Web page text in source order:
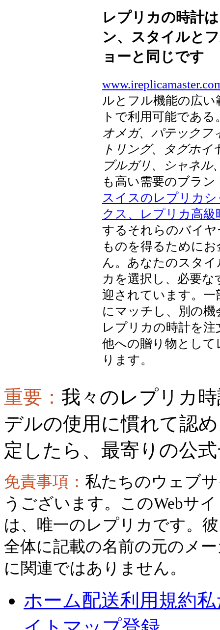
レプリカの時計
ン、スタイルと
ョーと同じです
ルとフル機能の広
トで利用可能であ
オメガ、パテックフ
トリング、タグホ
ブルガリ、シャネル
も高い需要のブラ
スイスのレプリカ
クス、レプリカ高級
するそれらのバイ
ものを得るために
ん。あなたのスタ
カを選択し、必要
迎されています。
にマッチし、別の
レプリカの時計を
他への贈り物とし
ります。
重要： 我々のレプリカ
デルの使用に慣れて認
定したら、最寄りの公
免責事項： 私たちのウェブ
うございます。このWebサ
は、唯一のレプリカです。
全体に記載の名前の元のメ
に関連ではありません。
ホーム配送利用規約